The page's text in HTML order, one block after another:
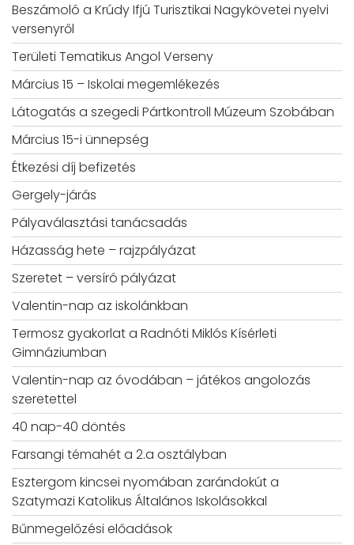
Beszámoló a Krúdy Ifjú Turisztikai Nagykövetei nyelvi
versenyről
Területi Tematikus Angol Verseny
Március 15 – Iskolai megemlékezés
Látogatás a szegedi Pártkontroll Múzeum Szobában
Március 15-i ünnepség
Étkezési díj befizetés
Gergely-járás
Pályaválasztási tanácsadás
Házasság hete – rajzpályázat
Szeretet – versíró pályázat
Valentin-nap az iskolánkban
Termosz gyakorlat a Radnóti Miklós Kísérleti
Gimnáziumban
Valentin-nap az óvodában – játékos angolozás
szeretettel
40 nap-40 döntés
Farsangi témahét a 2.a osztályban
Esztergom kincsei nyomában zarándokút a
Szatymazi Katolikus Általános Iskolásokkal
Bűnmegelőzési előadások